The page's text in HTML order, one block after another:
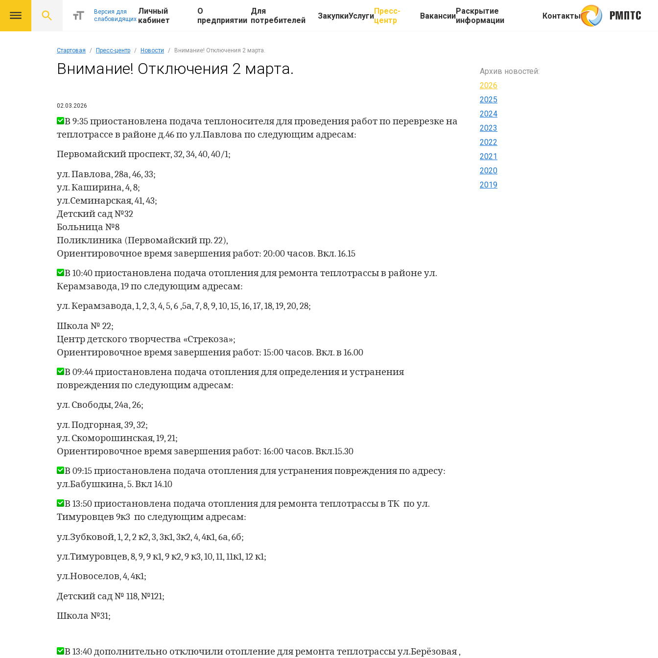
Версия для
слабовидящих
Личный
кабинет
О
предприятии
Для
потребителей
ЗакупкиУслугиПресс-
центр
ВакансииРаскрытие
информации
Контакты
Стартовая Пресс-центр Новости Внимание! Отключения 2 марта.
Внимание! Отключения 2 марта.
Архив новостей:
2026
2025
2024
2023
2022
2021
2020
2019
02.03.2026
В 9:35 приостановлена подача теплоносителя для проведения работ по переврезке на
теплотрассе в районе д.46 по ул.Павлова по следующим адресам:
Первомайский проспект, 32, 34, 40, 40/1;
ул. Павлова, 28а, 46, 33;
ул. Каширина, 4, 8;
ул.Семинарская, 41, 43;
Детский сад №32
Больница №8
Поликлиника (Первомайский пр. 22),
Ориентировочное время завершения работ: 20:00 часов. Вкл. 16.15
В 10:40 приостановлена подача отопления для ремонта теплотрассы в районе ул.
Керамзавода, 19 по следующим адресам:
ул. Керамзавода, 1, 2, 3, 4, 5, 6 ,5а, 7, 8, 9, 10, 15, 16, 17, 18, 19, 20, 28;
Школа № 22;
Центр детского творчества «Стрекоза»;
Ориентировочное время завершения работ: 15:00 часов. Вкл. в 16.00
В 09:44 приостановлена подача отопления для определения и устранения
повреждения по следующим адресам:
ул. Свободы, 24а, 26;
ул. Подгорная, 39, 32;
ул. Скоморошинская, 19, 21;
Ориентировочное время завершения работ: 16:00 часов. Вкл.15.30
В 09:15 приостановлена подача отопления для устранения повреждения по адресу:
ул.Бабушкина, 5. Вкл 14.10
В 13:50 приостановлена подача отопления для ремонта теплотрассы в ТК по ул.
Тимуровцев 9к3 по следующим адресам:
ул.Зубковой, 1, 2, 2 к2, 3, 3к1, 3к2, 4, 4к1, 6а, 6б;
ул.Тимуровцев, 8, 9, 9 к1, 9 к2, 9 к3, 10, 11, 11к1, 12 к1;
ул.Новоселов, 4, 4к1;
Детский сад № 118, №121;
Школа №31;
В 13:40 дополнительно отключили отопление для ремонта теплотрассы ул.Берёзовая ,